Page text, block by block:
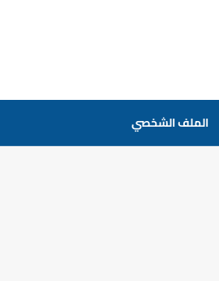
الملف الشخصي